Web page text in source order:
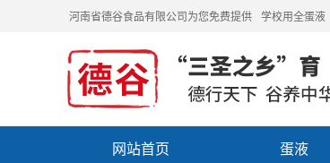
河南省德谷食品有限公司为您免费提供 学校用全蛋液
网站首页 蛋液